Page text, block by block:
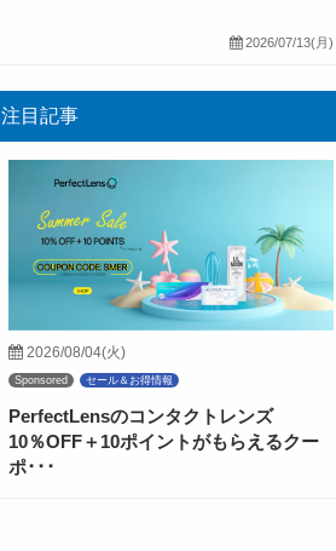
2026/07/13(月)
注目記事
2026/08/04(火)
Sponsored セール＆お得情報
PerfectLensのコンタクトレンズ
10％OFF＋10ポイントがもらえるクー
ポ･･･